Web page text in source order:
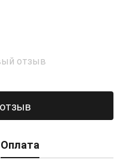
отзыв
Оплата